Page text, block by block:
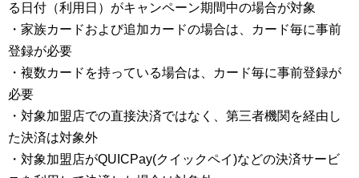
る日付（利用日）がキャンペーン期間中の場合が対象
・家族カードおよび追加カードの場合は、カード毎に事前
登録が必要
・複数カードを持っている場合は、カード毎に事前登録が
必要
・対象加盟店での直接決済ではなく、第三者機関を経由し
た決済は対象外
・対象加盟店がQUICPay(クイックペイ)などの決済サービ